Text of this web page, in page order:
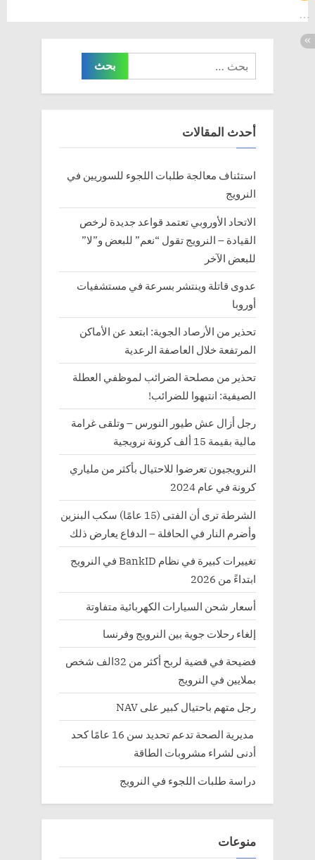
في
لولايات
المتحدة
تشيد
البحث
عن:
أحدث المقالات
استئناف معالجة طلبات اللجوء للسوريين في
النرويج
الاتحاد الأوروبي تعتمد قواعد جديدة لرخص
القيادة – النرويج تقول “نعم” للبعض و”لا”
للبعض الآخر
عدوى قاتلة وينتشر بسرعة في مستشفيات
أوروبا
تحذير من الأرصاد الجوية: ابتعد عن الأماكن
المرتفعة خلال العاصفة الرعدية
تحذير من مصلحة الضرائب لموظفي العطلة
الصيفية: انتبهوا للضرائب!
رجل أزال عش طيور النورس – وتلقى غرامة
مالية بقيمة 15 ألف كرونة نرويجية
النرويجيون تعرضوا للاحتيال بأكثر من ملياري
كرونة في عام 2024
الشرطة ترى أن الفتى (15 عامًا) سكب البنزين
وأضرم النار في الحافلة – الدفاع يعارض ذلك
تغييرات كبيرة في نظام BankID في النرويج
ابتداءً من 2026
أسعار شحن السيارات الكهربائية متفاوتة
إلغاء رحلات جوية بين النرويج وفرنسا
فضيحة في قضية لربح أكثر من 32الف شخص
بملايين في النرويج
رجل متهم باحتيال كبير على NAV
مديرية الصحة تدعم تحديد سن 16 عامًا كحد
أدنى لشراء مشروبات الطاقة
دراسة طلبات اللجوء في النرويج
منوعات